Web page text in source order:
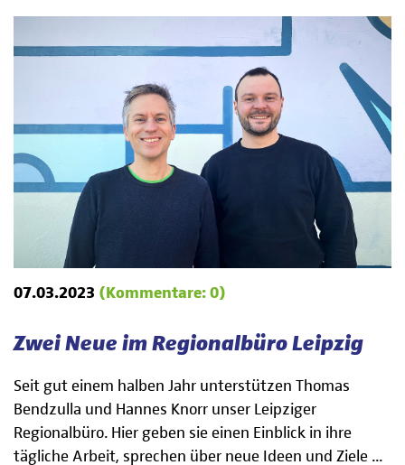
07.03.2023 (Kommentare: 0)
Zwei Neue im Regionalbüro Leipzig
Seit gut einem halben Jahr unterstützen Thomas
Bendzulla und Hannes Knorr unser Leipziger
Regionalbüro. Hier geben sie einen Einblick in ihre
tägliche Arbeit, sprechen über neue Ideen und Ziele ...